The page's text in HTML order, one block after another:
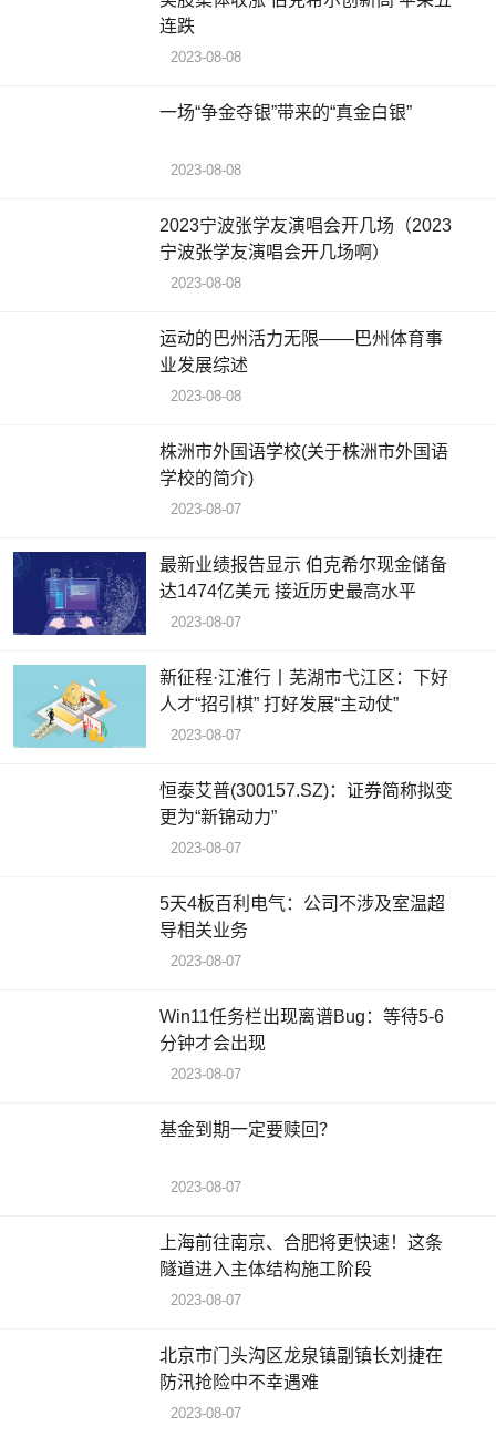
连跌
2023-08-08
一场“争金夺银”带来的“真金白银”
2023-08-08
2023宁波张学友演唱会开几场（2023
宁波张学友演唱会开几场啊）
2023-08-08
运动的巴州活力无限——巴州体育事
业发展综述
2023-08-08
株洲市外国语学校(关于株洲市外国语
学校的简介)
2023-08-07
最新业绩报告显示 伯克希尔现金储备
达1474亿美元 接近历史最高水平
2023-08-07
新征程·江淮行丨芜湖市弋江区：下好
人才“招引棋” 打好发展“主动仗”
2023-08-07
恒泰艾普(300157.SZ)：证券简称拟变
更为“新锦动力”
2023-08-07
5天4板百利电气：公司不涉及室温超
导相关业务
2023-08-07
Win11任务栏出现离谱Bug：等待5-6
分钟才会出现
2023-08-07
基金到期一定要赎回？
2023-08-07
上海前往南京、合肥将更快速！这条
隧道进入主体结构施工阶段
2023-08-07
北京市门头沟区龙泉镇副镇长刘捷在
防汛抢险中不幸遇难
2023-08-07